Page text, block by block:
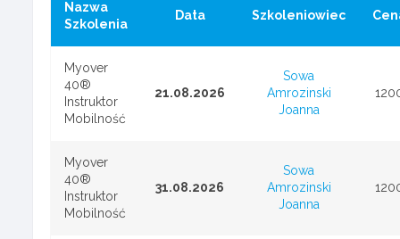
Nazwa
Szkolenia
Data Szkoleniowiec
Myover
40®
Instruktor
Mobilność
21.08.2026
Sowa
Amrozinski
Joanna
Myover
40®
Instruktor
Mobilność
31.08.2026
Sowa
Amrozinski
Joanna